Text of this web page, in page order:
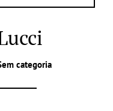
categoria